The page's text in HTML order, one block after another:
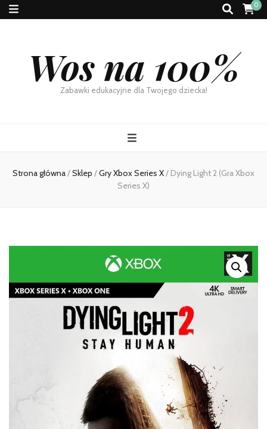
0
Wos na 100%
Zabawki edukacyjne dla Twojego dziecka!
Strona główna/Sklep /Gry Xbox Series X/ Dying Light 2 (Gra Xbox
Series X)